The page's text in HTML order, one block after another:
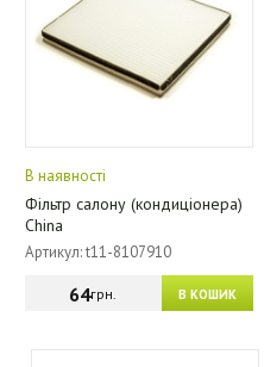
В наявності
Фільтр салону (кондиціонера)
China
Артикул: t11-8107910
В КОШИК
64грн.